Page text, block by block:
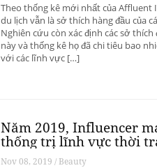
Theo thống kê mới nhất của
du lịch vẫn là sở thích hàng đầu của
Nghiên cứu còn xác định các sở thích
này và thống kê họ đã chi tiêu bao
với các lĩnh vực […]
Năm 2019, Influencer
thống trị lĩnh vực thời
đẹp
Nov 08, 2019 / Beauty